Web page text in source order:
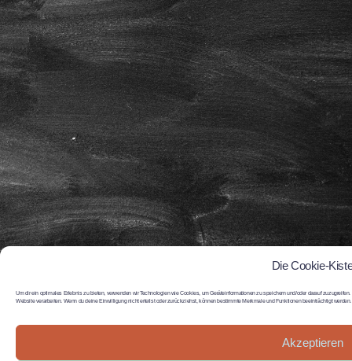
Die Cookie-
Um dir ein optimales Erlebnis zu bieten, verwenden wir Technologien wie Cookies, um Geräteinformationen zu speichern und/oder darauf
Website verarbeiten. Wenn du deine Einwilligung nicht erteilst oder zurückziehst, können bestimmte Merkmale und Funktionen beeinträchtigt werden.
Akzeptieren